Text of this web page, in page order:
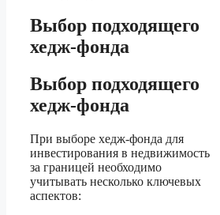
Выбор подходящего
хедж-фонда
Выбор подходящего
хедж-фонда
При выборе хедж-фонда для
инвестирования в недвижимость
за границей необходимо
учитывать несколько ключевых
аспектов: